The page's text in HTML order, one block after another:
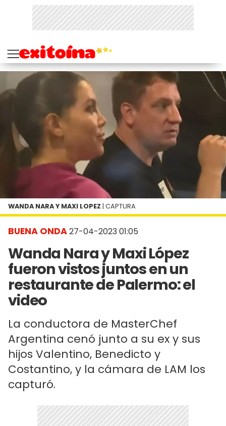
BUENA ONDA27-04-2023 01:05
Wanda Nara y Maxi López
fueron vistos juntos en un
restaurante de Palermo: el
video
La conductora de MasterChef
Argentina cenó junto a su ex y sus
hijos Valentino, Benedicto y
Costantino, y la cámara de LAM los
capturó.
WANDA NARA Y MAXI LOPEZ | CAPTURA